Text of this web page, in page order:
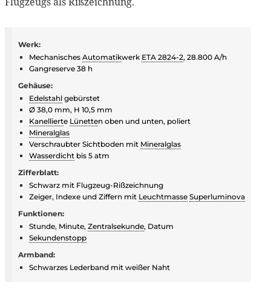
Werk:
Mechanisches Automatikwerk ETA 2824-2, 28.800 A/h
Gangreserve 38 h
Gehäuse:
Edelstahl gebürstet
Ø 38,0 mm, H 10,5 mm
Kanellierte Lünetten oben und unten, poliert
Mineralglas
Verschraubter Sichtboden mit Mineralglas
Wasserdicht bis 5 atm
Zifferblatt:
Schwarz mit Flugzeug-Rißzeichnung
Zeiger, Indexe und Ziffern mit Leuchtmasse Superluminova
Funktionen:
Stunde, Minute, Zentralsekunde, Datum
Sekundenstopp
Armband:
Schwarzes Lederband mit weißer Naht